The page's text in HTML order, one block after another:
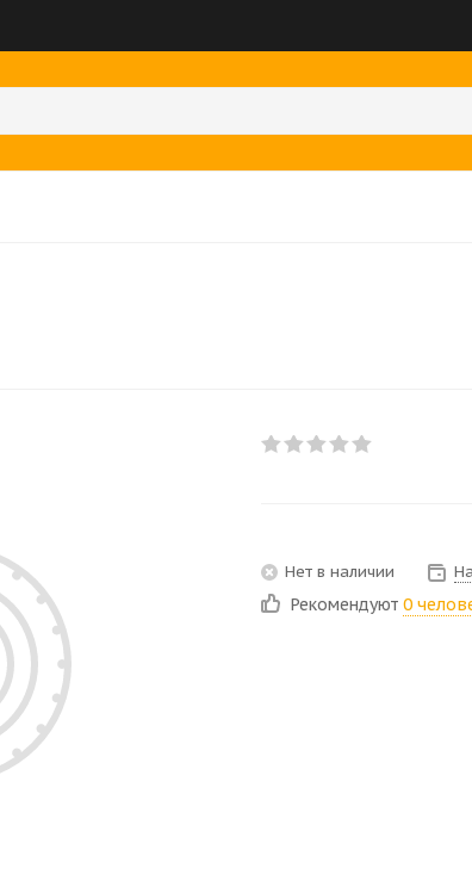
Нет в наличии
Рекомендуют 0